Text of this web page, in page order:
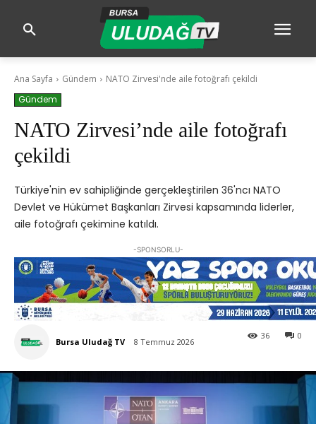
Ana Sayfa Gündem
NATO Zirvesi'nde aile fotoğrafı çekildi
Gündem
NATO Zirvesi’nde aile fotoğrafı
çekildi
Türkiye'nin ev sahipliğinde gerçekleştirilen 36'ncı NATO
Devlet ve Hükümet Başkanları Zirvesi kapsamında liderler,
aile fotoğrafı çekimine katıldı.
-SPONSORLU-
Bursa Uludağ TV 8 Temmuz 2026
0
36